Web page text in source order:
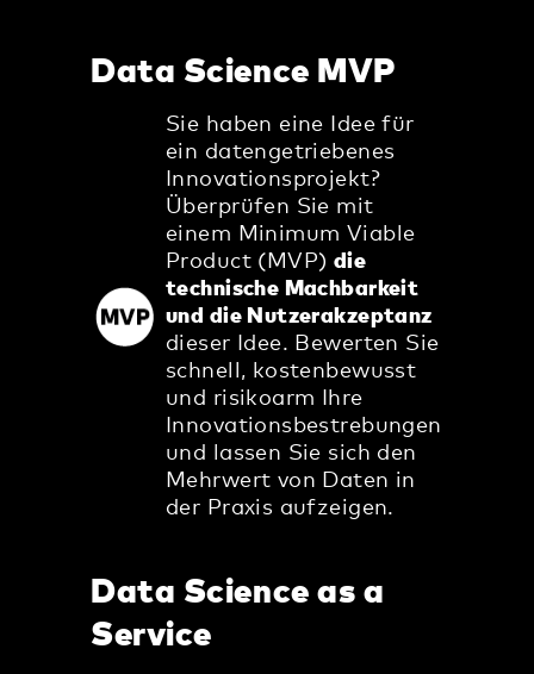
Data Science MVP
Sie haben eine Idee für
ein datengetriebenes
Innovationsprojekt?
Überprüfen Sie mit
einem Minimum Viable
Product (MVP) die
technische Machbarkeit
und die Nutzerakzeptanz
dieser Idee. Bewerten Sie
schnell, kostenbewusst
und risikoarm Ihre
Innovationsbestrebungen
und lassen Sie sich den
Mehrwert von Daten in
der Praxis aufzeigen.
Data Science as a
Service